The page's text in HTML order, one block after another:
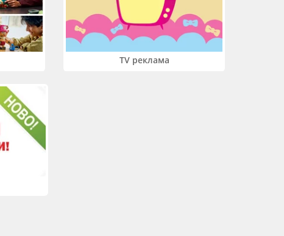
TV реклама